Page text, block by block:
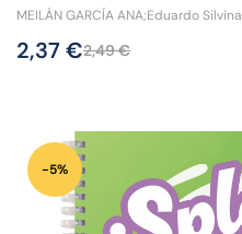
MEILÁN GARCÍA ANA;Eduardo Silvina
2,49€
2,37 €
-5%